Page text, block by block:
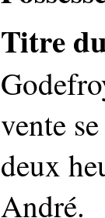
Titre
vente
deux
André.